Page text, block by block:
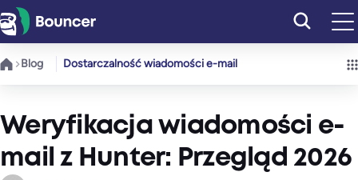
Przejdź
do
treści
Blog Dostarczalność wiadomości e-mail
Weryfikacja wiadomości e-
mail z Hunter: Przegląd 2026